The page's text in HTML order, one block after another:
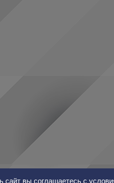
сайт вы соглашаетесь с